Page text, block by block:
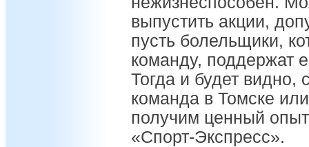
выпустить акции,
пусть болельщики,
команду, поддержат
Тогда и будет видно,
команда в Томске
получим ценный
«Спорт-Экспресс».